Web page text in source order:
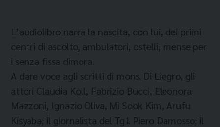
L’audiolibro narra la nascita, con lui, dei primi
centri di ascolto, ambulatori, ostelli, mense per
i senza fissa dimora.
A dare voce agli scritti di mons. Di Liegro, gli
attori Claudia Koll, Fabrizio Bucci, Eleonora
Mazzoni, Ignazio Oliva, Mi Sook Kim, Arufu
Kisyaba; il giornalista del Tg1 Piero Damosso; il